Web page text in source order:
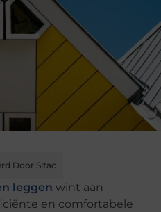
Door Sitac
leggen wint aan
en comfortabele